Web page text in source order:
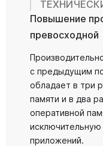
Повышение
превосходной
с предыдущим
обладает в три
памяти и в два
оперативной
исключительную
приложений.